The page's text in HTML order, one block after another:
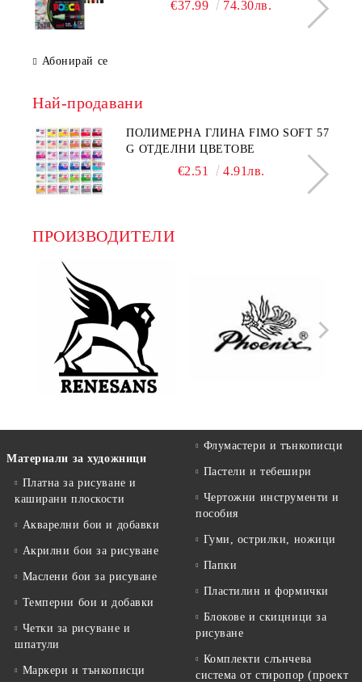
€37.99 74.30лв.
Абонирай се
Най-продавани
ПОЛИМЕРНА ГЛИНА FIMO SOFT 57
G ОТДЕЛНИ ЦВЕТОВЕ
€2.51 4.91лв.
ПРОИЗВОДИТЕЛИ
Материали за художници
Платна за рисуване и
каширани плоскости
Акварелни бои и добавки
Акрилни бои за рисуване
Маслени бои за рисуване
Темперни бои и добавки
Четки за рисуване и
шпатули
Маркери и тънкописци
Флумастери и тънкописци
Пастели и тебешири
Чертожни инструменти и
пособия
Гуми, острилки, ножици
Папки
Пластилин и формички
Блокове и скицници за
рисуване
Комплекти слънчева
система от стиропор (проект